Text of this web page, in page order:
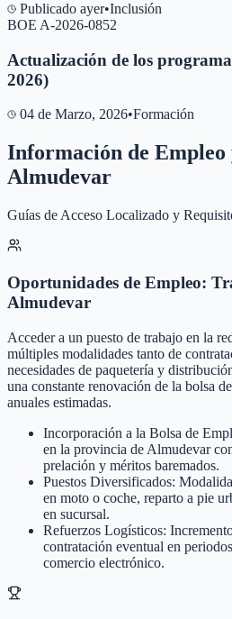
Publicado ayer•Inclusión
BOE A-2026-0852
Actualización de los
2026)
04 de Marzo, 2026•Formación
Información de Empleo
Almudevar
Guías de Acceso Localizado y
Oportunidades de Empleo:
Almudevar
Acceder a un puesto de trabajo en la
múltiples modalidades tanto de
necesidades de paquetería y
una constante renovación de la bolsa
anuales estimadas.
Incorporación a la Bolsa de
en la provincia de Almudevar
prelación y méritos baremados.
Puestos Diversificados:
en moto o coche, reparto a pie
en sucursal.
Refuerzos Logísticos:
contratación eventual en
comercio electrónico.